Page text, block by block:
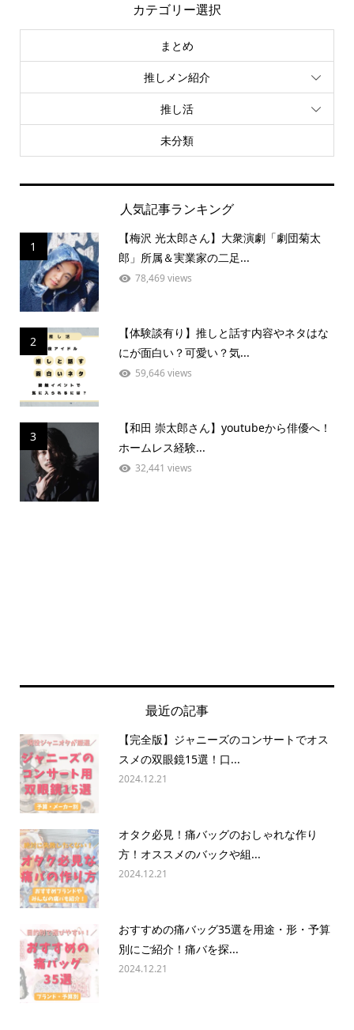
カテゴリー選択
まとめ
推しメン紹介
推し活
未分類
人気記事ランキング
1
【梅沢 光太郎さん】大衆演劇「劇団菊太
郎」所属＆実業家の二足...
78,469 views
2
【体験談有り】推しと話す内容やネタはな
にが面白い？可愛い？気...
59,646 views
3
【和田 崇太郎さん】youtubeから俳優へ！
ホームレス経験...
32,441 views
最近の記事
【完全版】ジャニーズのコンサートでオス
スメの双眼鏡15選！口...
2024.12.21
オタク必見！痛バッグのおしゃれな作り
方！オススメのバックや組...
2024.12.21
おすすめの痛バッグ35選を用途・形・予算
別にご紹介！痛バを探...
2024.12.21